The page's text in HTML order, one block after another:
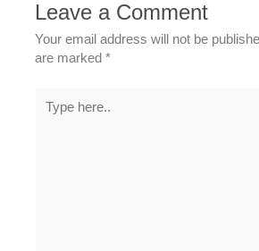
Leave a Comment
Your email address will not be
are marked*
here..